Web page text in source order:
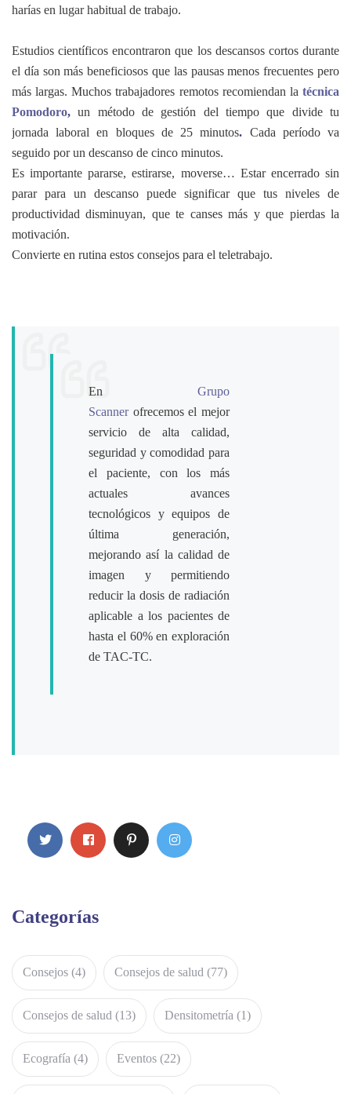
harías en lugar habitual de trabajo.
Estudios científicos encontraron que los descansos cortos durante
el día son más beneficiosos que las pausas menos frecuentes pero
más largas. Muchos trabajadores remotos recomiendan la técnica
Pomodoro, un método de gestión del tiempo que divide tu
jornada laboral en bloques de 25 minutos. Cada período va
seguido por un descanso de cinco minutos.
Es importante pararse, estirarse, moverse… Estar encerrado sin
parar para un descanso puede significar que tus niveles de
productividad disminuyan, que te canses más y que pierdas la
motivación.
Convierte en rutina estos consejos para el teletrabajo.
En Grupo
Scannerofrecemos el mejor
servicio de alta calidad,
seguridad y comodidad para
el paciente, con los más
actuales avances
tecnológicos y equipos de
última generación,
mejorando así la calidad de
imagen y permitiendo
reducir la dosis de radiación
aplicable a los pacientes de
hasta el 60% en exploración
de TAC-TC.
Categorías
Consejos (4) Consejos de salud (77)
Consejos de salud (13) Densitometría (1)
Ecografía (4) Eventos (22)